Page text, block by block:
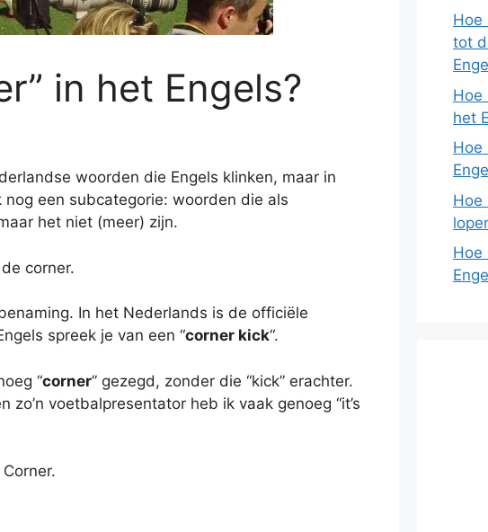
in het Engels?
woorden die Engels klinken, maar in
een subcategorie: woorden die als
het niet (meer) zijn.
corner.
In het Nederlands is de officiële
spreek je van een “corner kick“.
“corner” gezegd, zonder die “kick” erachter.
zo’n voetbalpresentator heb ik vaak genoeg “it’s
Hoe
tot
Hoe
het
Hoe
Hoe
Hoe